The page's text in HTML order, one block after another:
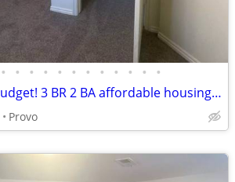
• • • • • • • • • • • •
Perfect for your budget! 3 BR 2 BA affordable housing in Provo
Provo